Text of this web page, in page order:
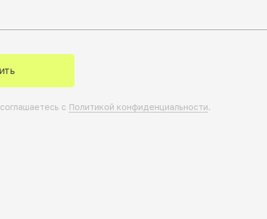
с Политикой конфиденциальности.